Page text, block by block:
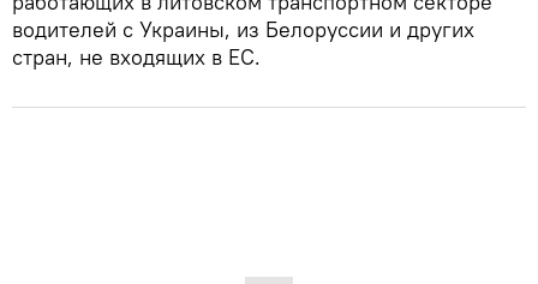
водителей с Украины, из Белоруссии и других
стран, не входящих в ЕС.